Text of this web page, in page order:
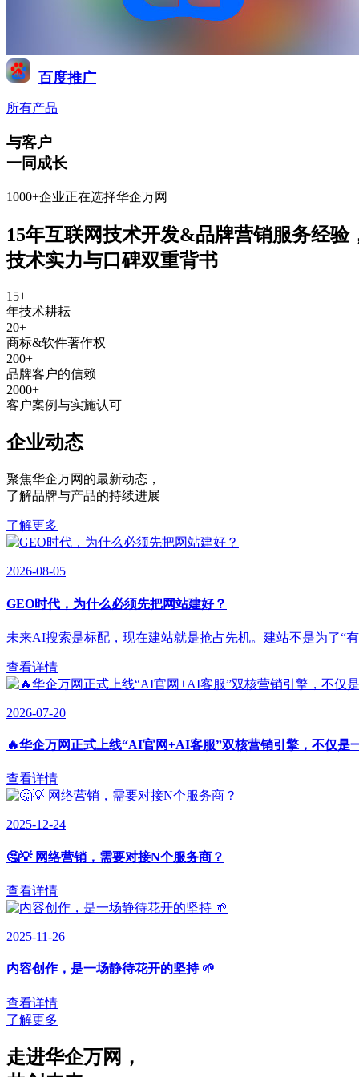
百度推广
所有产品
与客户
一同成长
1000+企业正在选择华企万网
15年互联网技术开发&品牌营销服务经验
技术实力与口碑双重背书
15+
年技术耕耘
20+
商标&软件著作权
200+
品牌客户的信赖
2000+
客户案例与实施认可
企业动态
聚焦华企万网的最新动态 ，
了解品牌与产品的持续进展
了解更多
2026-08-05
GEO时代，为什么必须先把网站建好？
未来AI搜索是标配，现在建站就是抢占先机。建站不是为了“
查看详情
2026-07-20
🔥华企万网正式上线“AI官网+AI客服”双核营销引擎，不仅是
查看详情
2025-12-24
🤔💡 网络营销，需要对接N个服务商？
查看详情
2025-11-26
内容创作，是一场静待花开的坚持 🌱
查看详情
了解更多
走进华企万网 ，